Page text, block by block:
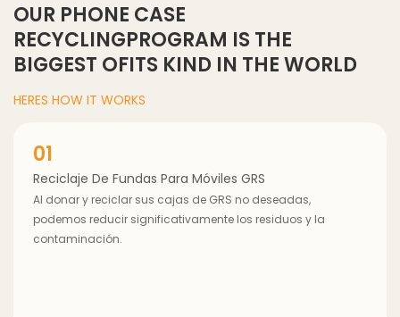
OUR PHONE CASE
RECYCLINGPROGRAM IS THE
BIGGEST OFITS KIND IN THE WORLD
HERES HOW IT WORKS
01
Reciclaje De Fundas Para Móviles GRS
Al donar y reciclar sus cajas de GRS no deseadas,
podemos reducir significativamente los residuos y la
contaminación.